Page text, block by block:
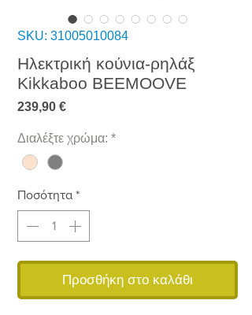
SKU: 31005010084
Ηλεκτρική κούνια-ρηλάξ
Kikkaboo BEEMOOVE
239,90 €Τιμή
Διαλέξτε χρώμα: *
Ποσότητα *
Προσθήκη στο καλάθι